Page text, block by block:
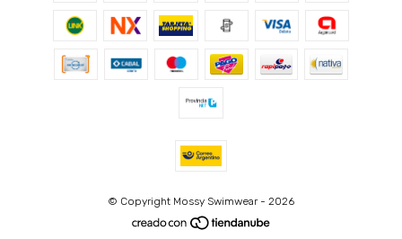
© Copyright Mossy Swimwear - 2026